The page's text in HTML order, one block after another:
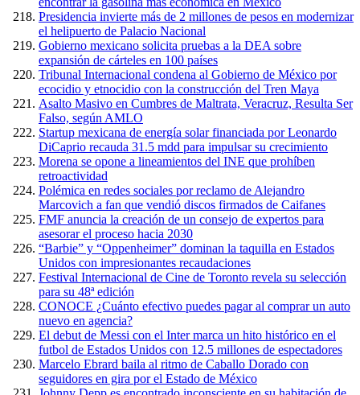
Presidencia invierte más de 2 millones de pesos en modernizar
el helipuerto de Palacio Nacional
Gobierno mexicano solicita pruebas a la DEA sobre
expansión de cárteles en 100 países
Tribunal Internacional condena al Gobierno de México por
ecocidio y etnocidio con la construcción del Tren Maya
Asalto Masivo en Cumbres de Maltrata, Veracruz, Resulta Ser
Falso, según AMLO
Startup mexicana de energía solar financiada por Leonardo
DiCaprio recauda 31.5 mdd para impulsar su crecimiento
Morena se opone a lineamientos del INE que prohíben
retroactividad
Polémica en redes sociales por reclamo de Alejandro
Marcovich a fan que vendió discos firmados de Caifanes
FMF anuncia la creación de un consejo de expertos para
asesorar el proceso hacia 2030
“Barbie” y “Oppenheimer” dominan la taquilla en Estados
Unidos con impresionantes recaudaciones
Festival Internacional de Cine de Toronto revela su selección
para su 48ª edición
CONOCE ¿Cuánto efectivo puedes pagar al comprar un auto
nuevo en agencia?
El debut de Messi con el Inter marca un hito histórico en el
futbol de Estados Unidos con 12.5 millones de espectadores
Marcelo Ebrard baila al ritmo de Caballo Dorado con
seguidores en gira por el Estado de México